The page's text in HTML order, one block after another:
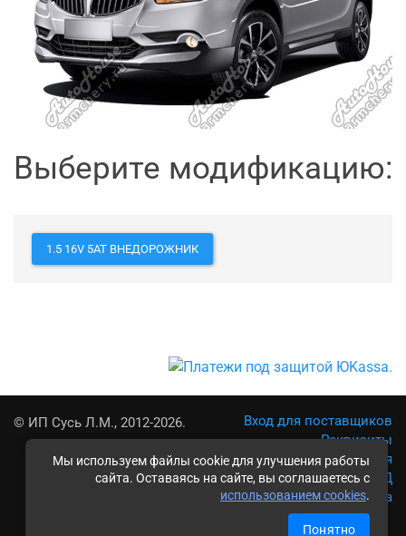
Мы используем файлы cookie для улучшения работы
сайта. Оставаясь на сайте, вы соглашаетесь с
использованием cookies.
Понятно
Выберите модификацию:
1.5 16V 5AT ВНЕДОРОЖНИК
© ИП Сусь Л.М., 2012-2026.
Вход для поставщиков
Реквизиты
Условия использования
Политика обработки ПД
Карта сайта